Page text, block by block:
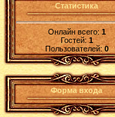
Статистика
Онлайн всего:1
Гостей:1
Пользователей: 0
Форма входа